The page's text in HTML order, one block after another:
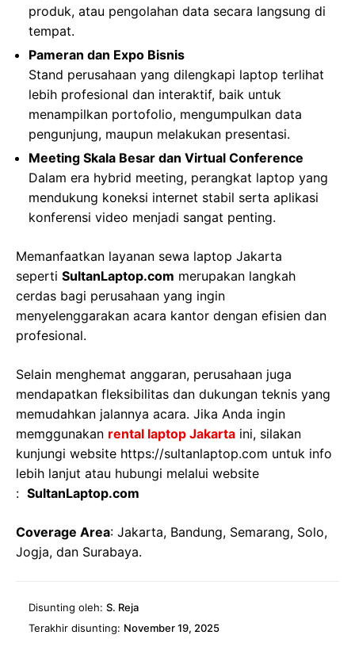
produk, atau pengolahan data secara langsung di
tempat.
Pameran dan Expo Bisnis
Stand perusahaan yang dilengkapi laptop terlihat
lebih profesional dan interaktif, baik untuk
menampilkan portofolio, mengumpulkan data
pengunjung, maupun melakukan presentasi.
Meeting Skala Besar dan Virtual Conference
Dalam era hybrid meeting, perangkat laptop yang
mendukung koneksi internet stabil serta aplikasi
konferensi video menjadi sangat penting.
Memanfaatkan layanan sewa laptop Jakarta
seperti SultanLaptop.com merupakan langkah
cerdas bagi perusahaan yang ingin
menyelenggarakan acara kantor dengan efisien dan
profesional.
Selain menghemat anggaran, perusahaan juga
mendapatkan fleksibilitas dan dukungan teknis yang
memudahkan jalannya acara. Jika Anda ingin
memggunakan rental laptop Jakarta ini, silakan
kunjungi website https://sultanlaptop.com untuk info
lebih lanjut atau hubungi melalui website
: SultanLaptop.com
Coverage Area: Jakarta, Bandung, Semarang, Solo,
Jogja, dan Surabaya.
Disunting oleh: S. Reja
Terakhir disunting: November 19, 2025